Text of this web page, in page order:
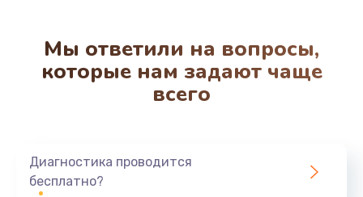
Мы ответили на вопросы,
которые нам задают чаще
всего
Диагностика проводится
бесплатно?